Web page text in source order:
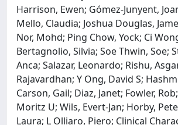
Harrison, Ewen; Gómez-Junyent,
Mello, Claudia; Joshua Douglas,
Nor, Mohd; Ping Chow, Yock; Ci
Bertagnolio, Silvia; Soe Thwin, Soe;
Anca; Salazar, Leonardo; Rishu,
Rajavardhan; Y Ong, David S;
Carson, Gail; Diaz, Janet; Fowler,
Moritz U; Wils, Evert-Jan; Horby,
Laura; L Olliaro, Piero; Clinical